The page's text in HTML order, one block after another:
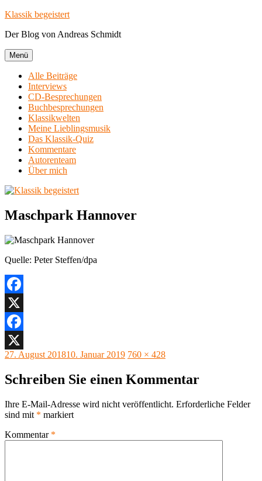
Zum
springen
Klassik begeistert
Der Blog von Andreas Schmidt
Menü
Alle Beiträge
Interviews
CD-Besprechungen
Buchbesprechungen
Klassikwelten
Meine Lieblingsmusik
Das Klassik-Quiz
Kommentare
Autorenteam
Über mich
Maschpark Hannover
Quelle: Peter Steffen/dpa
Facebook
X
Facebook
X
Veröffentlicht
27. August 201810. Januar 2019 Originalgröße
760 × 428
Schreiben Sie einen Kommentar
Ihre E-Mail-Adresse wird nicht veröffentlicht. Erforderliche Felder
sind mit * markiert
Kommentar *